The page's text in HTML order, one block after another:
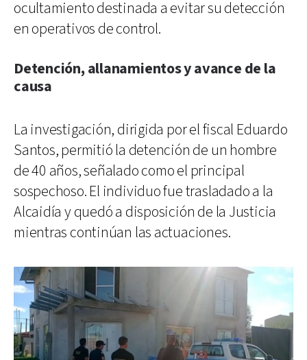
ocultamiento destinada a evitar su detección
en operativos de control.
Detención, allanamientos y avance de la
causa
La investigación, dirigida por el fiscal Eduardo
Santos, permitió la detención de un hombre
de 40 años, señalado como el principal
sospechoso. El individuo fue trasladado a la
Alcaidía y quedó a disposición de la Justicia
mientras continúan las actuaciones.